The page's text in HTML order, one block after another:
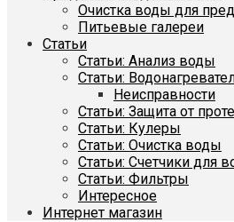
Очистка воды для
Питьевые галереи
Статьи
Статьи: Анализ воды
Статьи:
Неисправности
Статьи: Защита от
Статьи: Кулеры
Статьи: Очистка воды
Статьи: Счетчики для
Статьи: Фильтры
Интересное
Интернет магазин